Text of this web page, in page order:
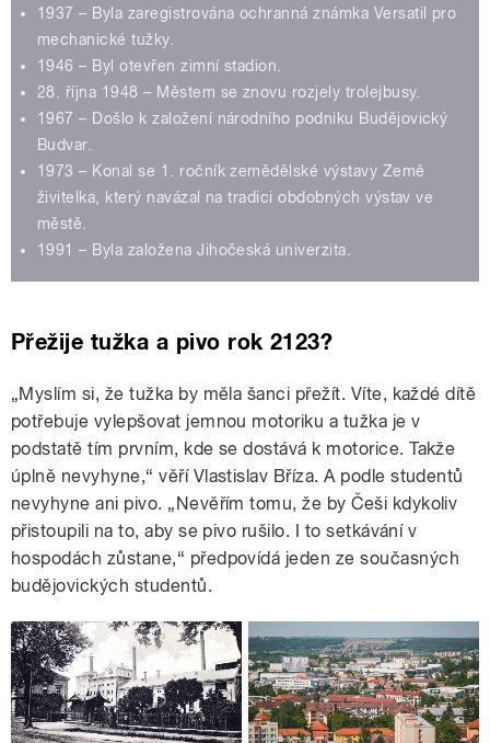
1937 – Byla zaregistrována ochranná známka Versatil pro
mechanické tužky.
1946 – Byl otevřen zimní stadion.
28. října 1948 – Městem se znovu rozjely trolejbusy.
1967 – Došlo k založení národního podniku Budějovický
Budvar.
1973 – Konal se 1. ročník zemědělské výstavy Země
živitelka, který navázal na tradici obdobných výstav ve
městě.
1991 – Byla založena Jihočeská univerzita.
Přežije tužka a pivo rok 2123?
„Myslím si, že tužka by měla šanci přežít. Víte, každé dítě
potřebuje vylepšovat jemnou motoriku a tužka je v
podstatě tím prvním, kde se dostává k motorice. Takže
úplně nevyhyne,“ věří Vlastislav Bříza. A podle studentů
nevyhyne ani pivo. „Nevěřím tomu, že by Češi kdykoliv
přistoupili na to, aby se pivo rušilo. I to setkávání v
hospodách zůstane,“ předpovídá jeden ze současných
budějovických studentů.